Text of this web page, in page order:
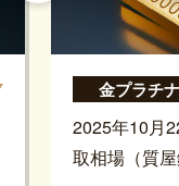
金プラチ
2025年10月
取相場（質